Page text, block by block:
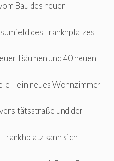
Bau des neuen
des Frankhplatzes
Bäumen und 40 neuen
– ein neues Wohnzimmer
und der
kann sich